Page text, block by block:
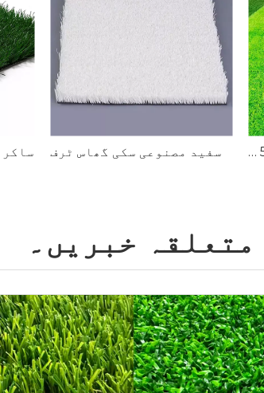
سفید مصنوعی سکی گھاس ٹرف فٹ بال کے میدان کے لیے 50 ملی میٹر مصنوعی گھاس
متعلقہ خبریں۔